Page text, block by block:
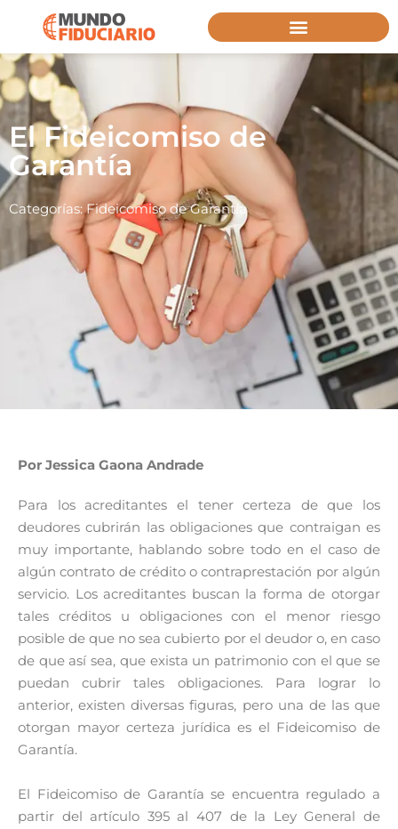
El Fideicomiso de
Garantía
Categorías:Fideicomiso de Garantía
Por Jessica Gaona Andrade
Para los acreditantes el tener certeza de que los
deudores cubrirán las obligaciones que contraigan es
muy importante, hablando sobre todo en el caso de
algún contrato de crédito o contraprestación por algún
servicio. Los acreditantes buscan la forma de otorgar
tales créditos u obligaciones con el menor riesgo
posible de que no sea cubierto por el deudor o, en caso
de que así sea, que exista un patrimonio con el que se
puedan cubrir tales obligaciones. Para lograr lo
anterior, existen diversas figuras, pero una de las que
otorgan mayor certeza jurídica es el Fideicomiso de
Garantía.
El Fideicomiso de Garantía se encuentra regulado a
partir del artículo 395 al 407 de la Ley General de